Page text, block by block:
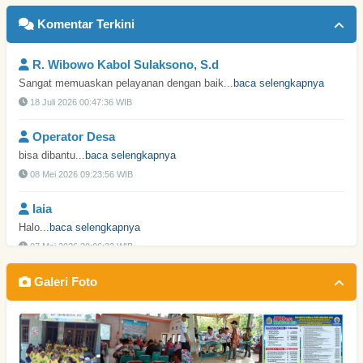
Komentar Terkini
R. Wibowo Kabol Sulaksono, S.d
Sangat memuaskan pelayanan dengan baik... baca selengkapnya
18 Juli 2026 00:47:36 WIB
Operator Desa
bisa dibantu... baca selengkapnya
08 Mei 2026 09:23:56 WIB
Iaia
Halo... baca selengkapnya
07 Mei 2026 20:06:32 WIB
Operator Desa
Minta No HP Jenengan Pak...baca selengkapnya
02 Juni 2025 08:29:27 WIB
Supri Hartin
Galeri Foto